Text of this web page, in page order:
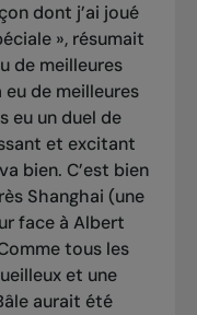
dont j’ai joué
», résumait
de meilleures
eu de meilleures
eu un duel de
et excitant
bien. C’est bien
Shanghai (une
face à Albert
tous les
et une
aurait été